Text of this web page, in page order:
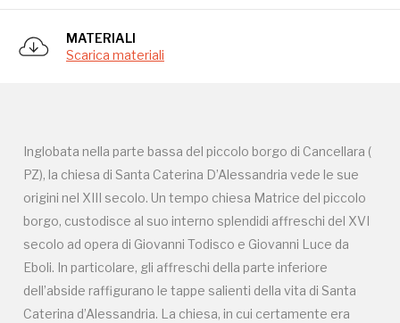
MATERIALI
Scarica materiali
Inglobata nella parte bassa del piccolo borgo di Cancellara (
PZ), la chiesa di Santa Caterina D’Alessandria vede le sue
origini nel XIII secolo. Un tempo chiesa Matrice del piccolo
borgo, custodisce al suo interno splendidi affreschi del XVI
secolo ad opera di Giovanni Todisco e Giovanni Luce da
Eboli. In particolare, gli affreschi della parte inferiore
dell’abside raffigurano le tappe salienti della vita di Santa
Caterina d’Alessandria. La chiesa, in cui certamente era
Eboli. In particolare, gli affreschi della parte inferiore
dell’abside raffigurano le tappe salienti della vita di Santa
Caterina d’Alessandria. La chiesa, in cui certamente era
IACET IN HOC TUMULO PRODIGI ET ILARIS PETRI DE
CANCELLARIO DOMINI ET…” - “QUI GIACE IL MUNIFICO E
CORTESE PIETRO IL CANCELLARIO SIGNORE ANCHE
DI…” Il riferimento è inequivocabile a Pietro De Fossa,
Signore di Cancellara tra la seconda metà del 1200 e l’inizio
del 1300. Prestigioso scrigno della comunità cancellarese,
infine, la chiesa (anche conosciuta come Cappella di
Sant’Antonio - protettore dalle intemperie e le calamità)